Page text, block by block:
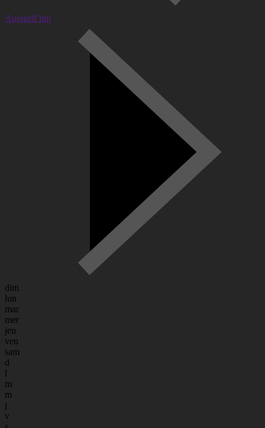
Aujourd’hui
dim
lun
mar
mer
jeu
ven
sam
d
l
m
m
j
v